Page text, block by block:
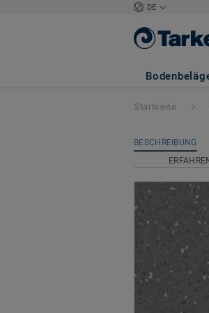
DE
iQ
Startseite
BESCHREIBUNG